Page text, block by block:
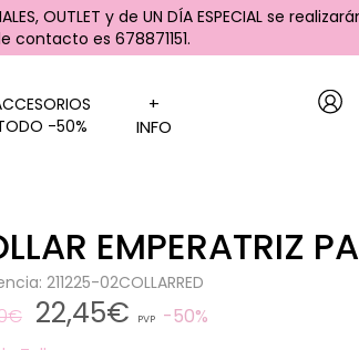
OUTLET y de UN DÍA ESPECIAL se
contacto es 678871151.
-50%
+
INFO
EMPERATRIZ
211225-02COLLARRED
22,45€ PVP 50%